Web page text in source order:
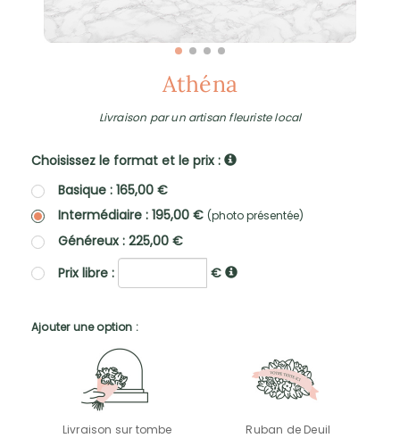
Athéna
Livraison par un artisan fleuriste local
Choisissez le format et le prix :
Basique : 165,00 €
Intermédiaire : 195,00 € (photo présentée)
Généreux : 225,00 €
Prix libre :
€
Ajouter une option :
Livraison sur tombe
Ruban de Deuil